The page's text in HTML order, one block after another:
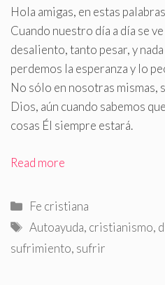
Hola amigas, en estas
Cuando nuestro día a día se
desaliento, tanto pesar, y
perdemos la esperanza y lo
No sólo en nosotras mismas,
Dios, aún cuando sabemos
cosas Él siempre estará.
Read more
Categorías
Fe cristiana
Etiquetas
Autoayuda, cristianismo,
sufrimiento, sufrir